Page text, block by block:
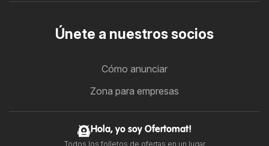
Únete a nuestros socios
Cómo anunciar
Zona para empresas
Hola, yo soy Ofertomat!
Todos los folletos de ofertas en un lugar